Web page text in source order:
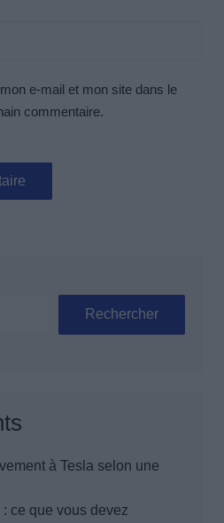
e-mail et mon site dans le
commentaire.
Rechercher
à Tesla selon une
ce que vous devez